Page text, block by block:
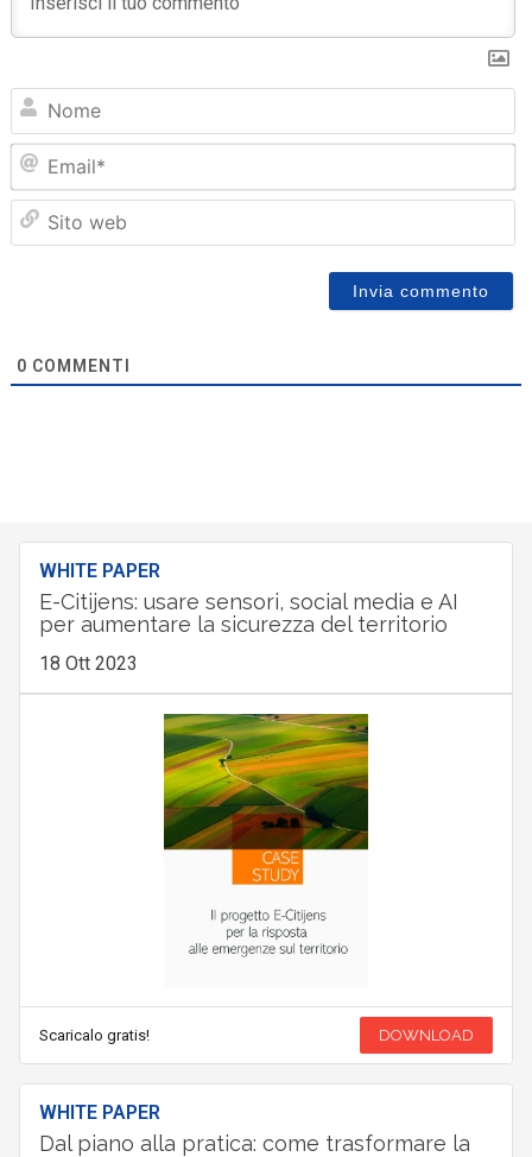
0 COMMENTI
WHITE PAPER
E-Citijens: usare sensori, social media e AI
per aumentare la sicurezza del territorio
18 Ott 2023
Scaricalo gratis! DOWNLOAD
WHITE PAPER
Dal piano alla pratica: come trasformare la